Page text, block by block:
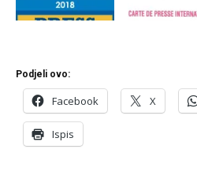
Podjeli ovo:
Facebook X
Ispis